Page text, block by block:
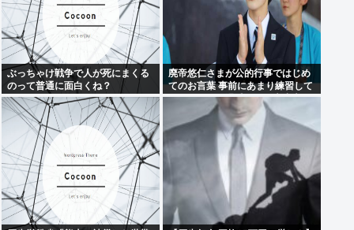
ぶっちゃけ戦争で人が死にまくる
のって普通に面白くね？
廃帝悠仁さまが公的行事ではじめ
てのお言葉 事前にあまり練習して
ないっぽい。滑舌悪いし大丈夫な